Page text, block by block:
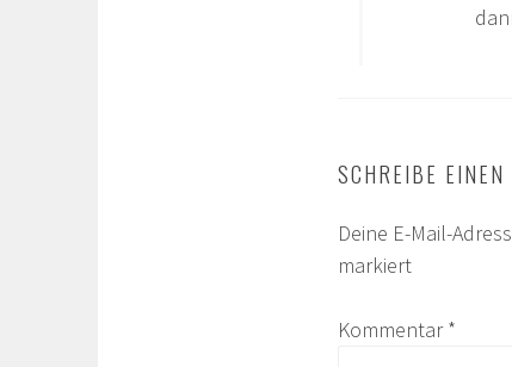
SCHREIBE EINEN
Deine E-Mail-
markiert
Kommentar*